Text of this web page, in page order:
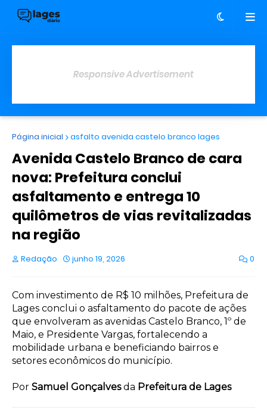
Responsive Advertisement
Página inicial asfalto avenida castelo branco lages
Avenida Castelo Branco de cara
nova: Prefeitura conclui
asfaltamento e entrega 10
quilômetros de vias revitalizadas
na região
Redação junho 19, 2026 0
Com investimento de R$ 10 milhões, Prefeitura de
Lages conclui o asfaltamento do pacote de ações
que envolveram as avenidas Castelo Branco, 1º de
Maio, e Presidente Vargas, fortalecendo a
mobilidade urbana e beneficiando bairros e
setores econômicos do município.
Por Samuel Gonçalvesda Prefeitura de Lages